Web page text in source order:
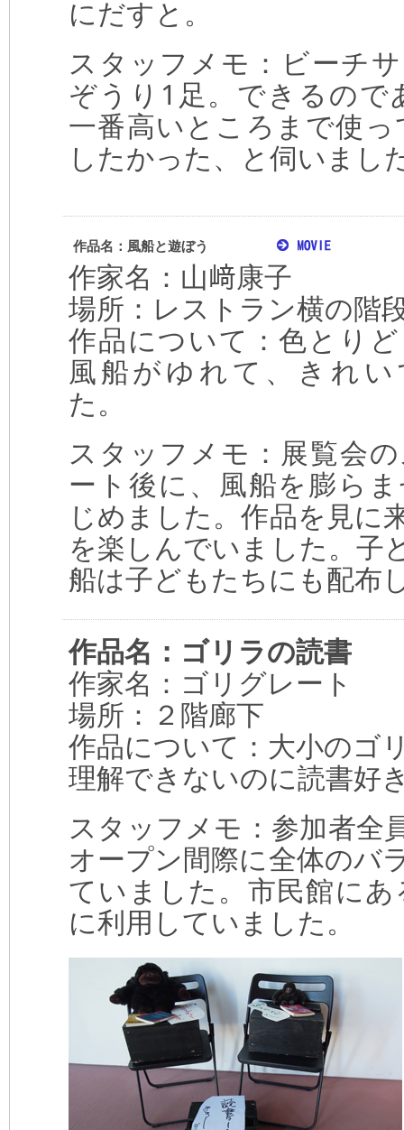
にだすと。
スタッフメモ：ビーチ
ぞうり1足。できるので
一番高いところまで使
したかった、と伺いまし
作品名：風船と遊ぼう
作家名：山﨑康子
場所：レストラン横の階
作品について：色とり
風船がゆれて、きれい
た。
スタッフメモ：展覧会
ート後に、風船を膨ら
じめました。作品を見に
を楽しんでいました。子
船は子どもたちにも配布
作品名：ゴリラの読書
作家名：ゴリグレート
場所：２階廊下
作品について：大小のゴ
理解できないのに読書好
スタッフメモ：参加者全
オープン間際に全体のバ
ていました。市民館に
に利用していました。